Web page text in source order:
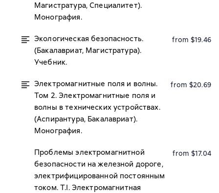
Магистратура, Специалитет).
Монография.
Экологическая безопасность.
(Бакалавриат, Магистратура).
Учебник.
from $19.46
Электромагнитные поля и волны.
Том 2. Электромагнитные поля и
волны в технических устройствах.
(Аспирантура, Бакалавриат).
Монография.
from $20.69
Проблемы электромагнитной
безопасности на железной дороге,
электрифицированной постоянным
током. Т.I. Электромагнитная
from $17.04